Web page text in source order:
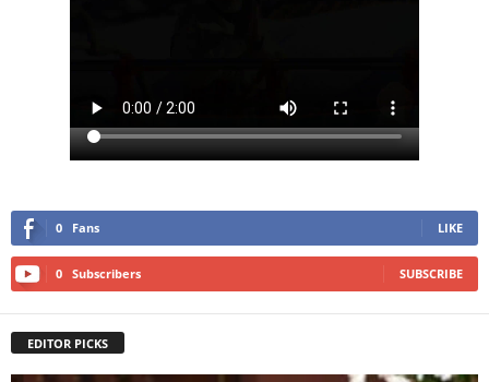
0 Fans LIKE
0 Subscribers SUBSCRIBE
EDITOR PICKS